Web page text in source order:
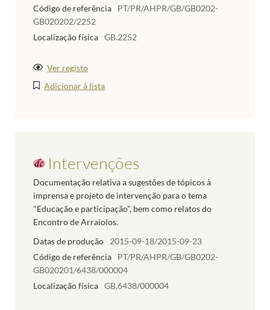
Código de referência
PT/PR/AHPR/GB/GB0202-
GB020202/2252
Localização física GB.2252
Ver registo
Adicionar à lista
Intervenções
Documentação relativa a sugestões de tópicos à
imprensa e projeto de intervenção para o tema
"Educação e participação", bem como relatos do
Encontro de Arraiolos.
Datas de produção
2015-09-18/2015-09-23
Código de referência
PT/PR/AHPR/GB/GB0202-
GB020201/6438/000004
Localização física GB.6438/000004